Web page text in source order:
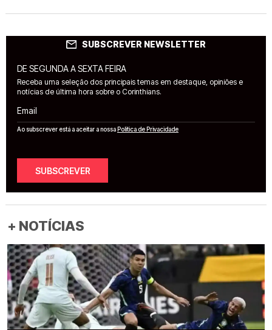
SUBSCREVER NEWSLETTER
DE SEGUNDA A SEXTA FEIRA
Receba uma seleção dos principais temas em destaque, opiniões e
notícias de última hora sobre o Corinthians.
Email
Ao subscrever está a aceitar a nossaPolítica de Privacidade
SUBSCREVER
+ NOTÍCIAS